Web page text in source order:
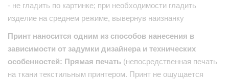
- не гладить по картинке; при необходимости гладить
изделие на среднем режиме, вывернув наизнанку
Принт наносится одним из способов нанесения в
зависимости от задумки дизайнера и технических
особенностей: Прямая печать (непосредственная печать
на ткани текстильным принтером. Принт не ощущается